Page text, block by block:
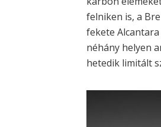
felniken is, a
fekete
néhány helyen
hetedik limitált